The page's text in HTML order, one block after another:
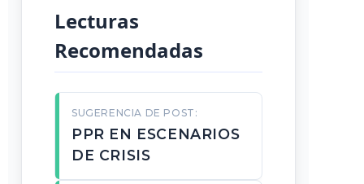
Lecturas
Recomendadas
SUGERENCIA DE POST:
PPR EN ESCENARIOS
DE CRISIS